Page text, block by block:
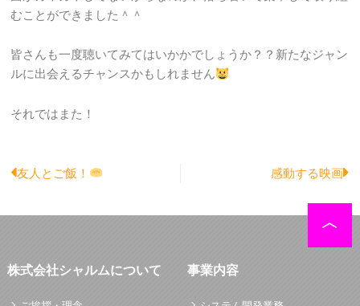
むことができました＾＾
皆さんも一度聴いてみてはいかかでしょうか？？新たなジャン
ルに出会えるチャンスかもしれません
それではまた！
Prev
友人とご飯！ 感動する映画
株式会社シャルムについて 事業内容